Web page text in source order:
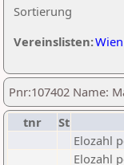
Sortierung
Vereinslisten:Wien
Pnr:107402 Name:
tnr
St
Elozahl
Elozahl